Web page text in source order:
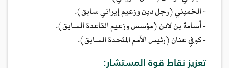
- الخميني (رجل دين وزعيم إيراني سابق).
- أسامة بن لادن (مؤسس وزعيم القاعدة السابق).
- كوفي عنان (رئيس الأمم المتحدة السابق).
تعزيز نقاط قوة المستشار: